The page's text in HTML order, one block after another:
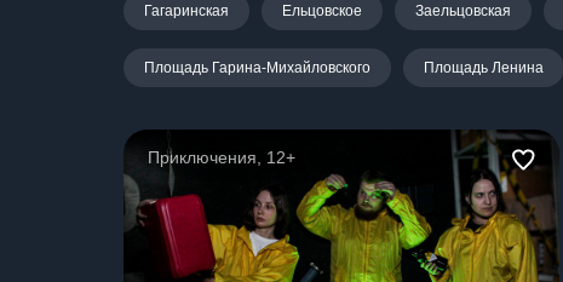
Гагаринская Ельцовское Заельцовская
Площадь Гарина-Михайловского Площадь Ленина
Приключения, 12+